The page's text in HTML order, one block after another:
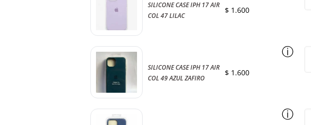
SILICONE CASE IPH 17 AIR
COL 47 LILAC
$1.600
SILICONE CASE IPH 17 AIR
COL 49 AZUL ZAFIRO
$1.600
ⓘ
ⓘ